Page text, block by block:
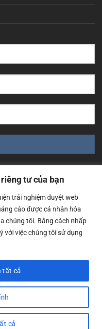
tư của bạn
trải nghiệm duyệt web
cáo được cá nhân hóa
chúng tôi. Bằng cách nhấp
với việc chúng tôi sử dụng
cả
tất cả
Số ĐKKD: 0108783483
Hoạch và Đầu Tư Tp. Hà
All Rights Reserved